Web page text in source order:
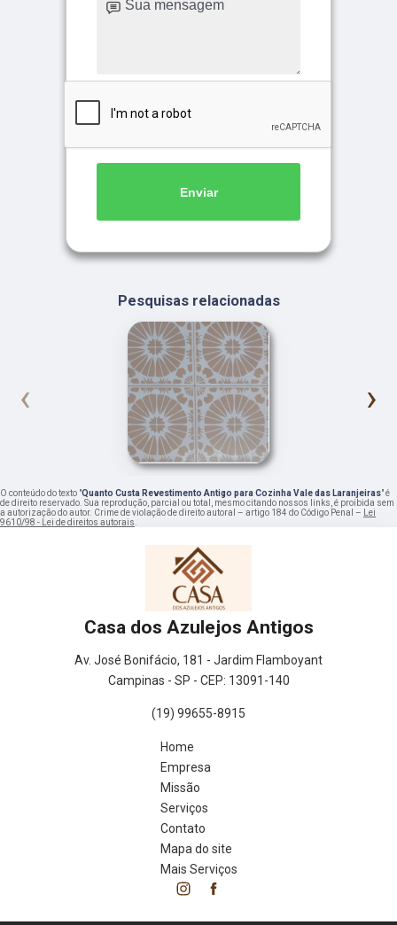
Enviar
Pesquisas relacionadas
‹ ›
O conteúdo do texto "Quanto Custa Revestimento Antigo para Cozinha Vale das Laranjeiras" é
de direito reservado. Sua reprodução, parcial ou total, mesmo citando nossos links, é proibida sem
a autorização do autor. Crime de violação de direito autoral – artigo 184 do Código Penal –
Lei
9610/98 - Lei de direitos autorais
Casa dos Azulejos Antigos
Av. José Bonifácio, 181 - Jardim Flamboyant
Campinas - SP - CEP: 13091-140
(19) 99655-8915
Home
Empresa
Missão
Serviços
Contato
Mapa do site
Mais Serviços